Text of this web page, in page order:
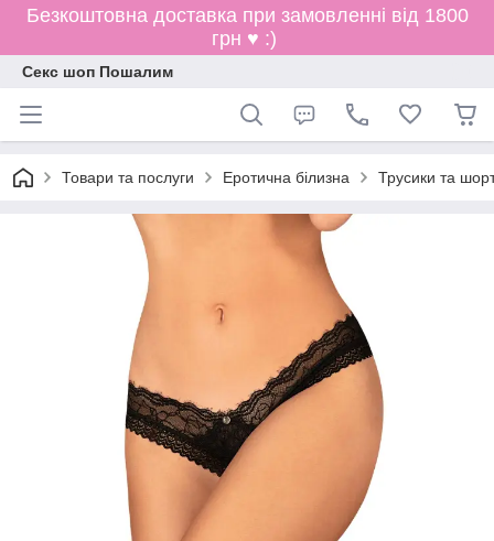
Безкоштовна доставка при замовленні від 1800
грн ♥ :)
Секс шоп Пошалим
Товари та послуги Еротична білизна Трусики та